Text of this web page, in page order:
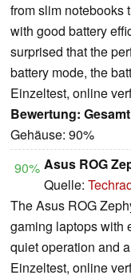
from slim notebooks
with good battery
surprised that the
battery mode, the
Einzeltest, online
Bewertung: Gesamt
Gehäuse: 90%
90% Asus ROG
Quelle:
The Asus ROG
gaming laptops with
quiet operation and
Einzeltest, online